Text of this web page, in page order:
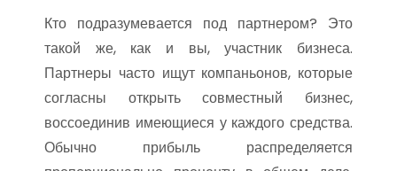
Кто подразумевается под партнером? Это
такой же, как и вы, участник бизнеса.
Партнеры часто ищут компаньонов, которые
согласны открыть совместный бизнес,
воссоединив имеющиеся у каждого средства.
Обычно прибыль распределяется